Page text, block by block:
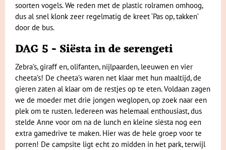
soorten vogels. We reden met de plastic rolramen omhoog,
dus al snel klonk zeer regelmatig de kreet ‘Pas op, takken’
door de bus.
DAG 5 - Siësta in de serengeti
Zebra’s, giraff en, olifanten, nijlpaarden, leeuwen en vier
cheeta’s! De cheeta’s waren net klaar met hun maaltijd, de
gieren zaten al klaar om de restjes op te eten. Voldaan zagen
we de moeder met drie jongen weglopen, op zoek naar een
plek om te rusten. Iedereen was helemaal enthousiast, dus
stelde Anne voor om na de lunch en kleine siësta nog een
extra gamedrive te maken. Hier was de hele groep voor te
porren! De campsite ligt echt zo midden in het park, terwijl